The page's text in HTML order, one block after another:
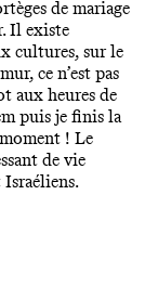
de mariage
Il existe
cultures, sur le
ce n’est pas
aux heures de
puis je finis la
! Le
de vie